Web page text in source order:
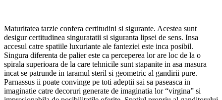
Maturitatea tarzie confera certitudini si sigurante. Acestea sunt
desigur certitudinea singuratatii si siguranta lipsei de sens. Insa
accesul catre spatiile luxuriante ale fanteziei este inca posibil.
Singura diferenta de palier este ca perceperea lor are loc de la o
spirala superioara de la care tehnicile sunt stapanite in asa masura
incat se patrunde in taramul steril si geometric al gandirii pure.
Parnassus ii poate convinge pe toti adeptii sai sa paseasca in
imaginatie catre decoruri generate de imaginatia lor “virgina” si